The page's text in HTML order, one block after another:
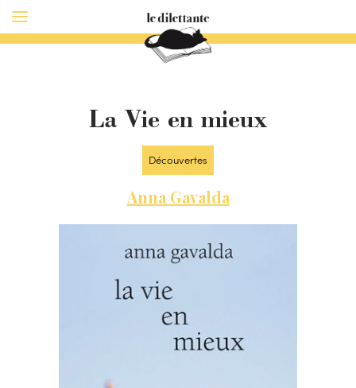
La Vie en mieux
Découvertes
Anna Gavalda